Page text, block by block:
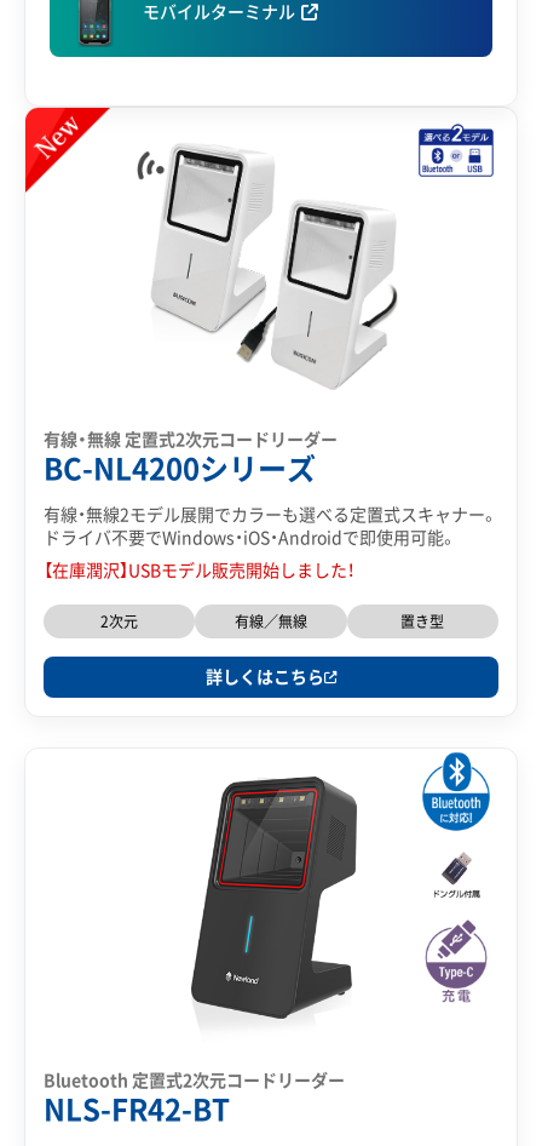
モバイルターミナル
BC-NL4200シリーズ
有線・無線 定置式2次元コードリーダー
有線・無線2モデル展開でカラーも選べる定置式スキャナー。
ドライバ不要でWindows・iOS・Androidで即使用可能。
【在庫潤沢】USBモデル販売開始しました！
2次元 有線／無線 置き型
詳しくはこちら
NLS-FR42-BT
Bluetooth 定置式2次元コードリーダー